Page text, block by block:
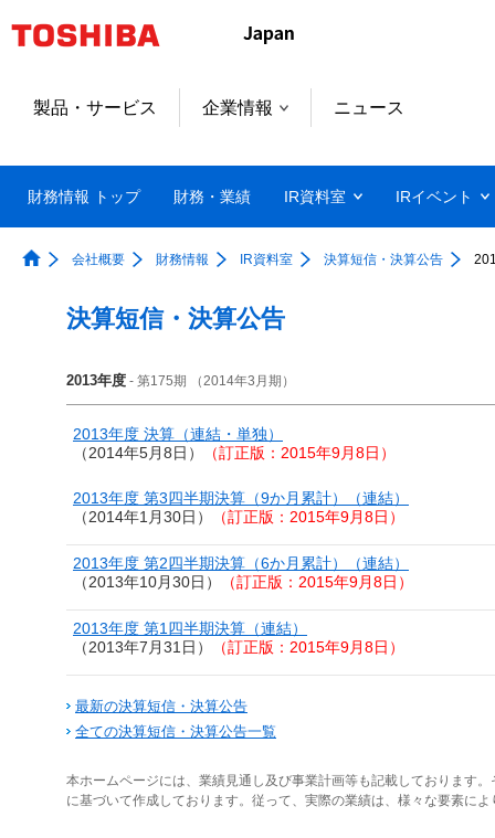
製品・サービス 企業情報 ニュース
財務情報 トップ 財務・業績 IR資料室 IRイベント
会社概要 財務情報 IR資料室 決算短信・決算公告
決算短信・決算公告
2013年度 - 第175期 （2014年3月期）
2013年度 決算（連結・単独）
（2014年5月8日）
（訂正版：2015年9月8日）
2013年度 第3四半期決算（9か月累計）（連結）
（2014年1月30日）
（訂正版：2015年9月8日）
2013年度 第2四半期決算（6か月累計）（連結）
（2013年10月30日）
（訂正版：2015年9月8日）
2013年度 第1四半期決算（連結）
（2013年7月31日）
（訂正版：2015年9月8日）
最新の決算短信・決算公告
全ての決算短信・決算公告一覧
本ホームページには、業績見通し及び事業計画等も記載しております
に基づいて作成しております。従って、実際の業績は、様々な要素に